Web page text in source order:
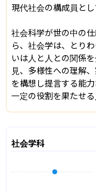
現代社会の構成員と
社会科学が世の中の
ら、社会学は、とり
いは人と人との関係
見、多様性への理解
を構想し提言する能
一定の役割を果たせ
社会学科